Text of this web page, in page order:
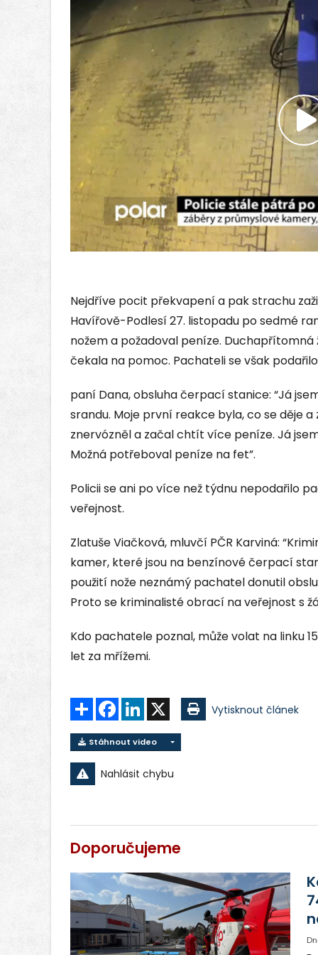
Nejdříve pocit překvapení a pak strachu
Havířově-Podlesí 27. listopadu po sedmé
nožem a požadoval peníze.
čekala na pomoc. Pachateli se však
paní Dana, obsluha čerpací stanice: “Já
srandu. Moje první reakce byla, co se děje
znervózněl a začal chtít více peníze. Já
Možná potřeboval peníze na fet”.
Policii se ani po více než týdnu nepodařilo
veřejnost.
Zlatuše Viačková, mluvčí PČR Karviná:
kamer, které jsou na benzínové čerpací
použití nože neznámý pachatel donutil
Proto se kriminalisté obrací na veřejnost s
Kdo pachatele poznal, může volat na linku
let za mřížemi.
Sdílet FacebookLinkedIn Vytisknout článek
Stáhnout video
Nahlásit chybu
Doporučujeme